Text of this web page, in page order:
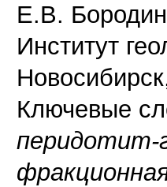
Е.В.
Инcтитут
Ключевые
пеpидотит-